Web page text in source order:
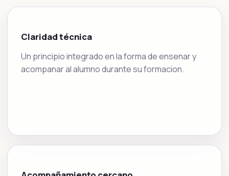
Claridad técnica
Un principio integrado en la forma de ensenar y
acompanar al alumno durante su formacion.